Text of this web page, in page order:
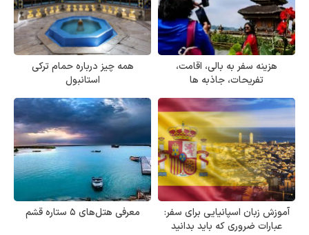
هزینه سفر به بالی، اقامت،
تفریحات، جاذبه ها
همه‌ چیز درباره حمام ترکی
استانبول
آموزش زبان اسپانیایی برای سفر:
عبارات ضروری که باید بدانید
معرفی هتل‌های ۵ ستاره قشم